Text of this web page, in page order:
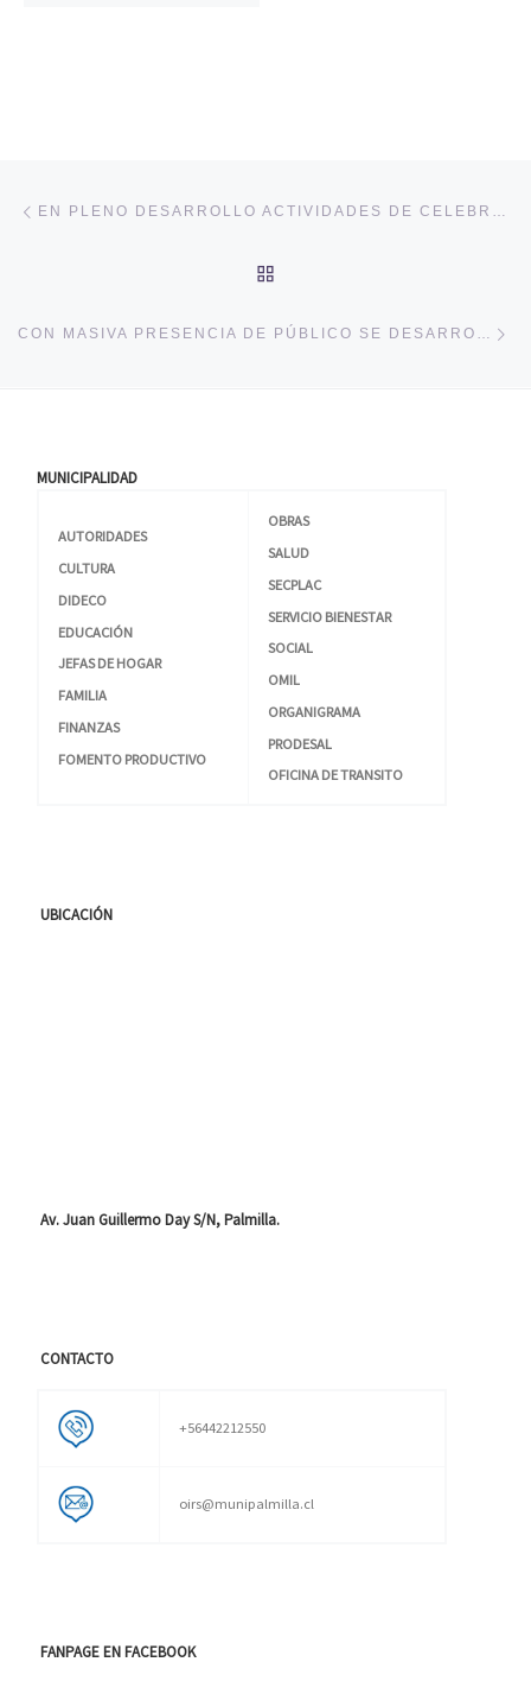
CON MASIVA PRESENCIA DE PÚBLICO SE DESARROLLO CELEBRACIÓN DE FIESTAS PATRIAS EN PALMILLA
MUNICIPALIDAD
AUTORIDADES
CULTURA
DIDECO
EDUCACIÓN
JEFAS DE HOGAR
FAMILIA
FINANZAS
FOMENTO PRODUCTIVO
OBRAS
SALUD
SECPLAC
SERVICIO BIENESTAR
SOCIAL
OMIL
ORGANIGRAMA
PRODESAL
OFICINA DE TRANSITO
UBICACIÓN
Av. Juan Guillermo Day S/N, Palmilla.
CONTACTO
+56442212550
oirs@munipalmilla.cl
FANPAGE EN FACEBOOK